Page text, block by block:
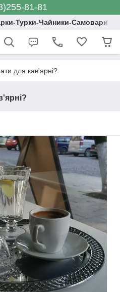
81-81
Турки-Чайники-Самовари
для кав'ярні?